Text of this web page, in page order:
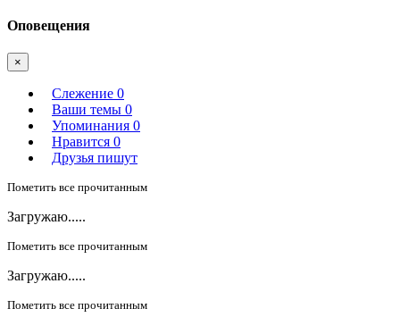
Оповещения
×
Слежение 0
Ваши темы 0
Упоминания 0
Нравится 0
Друзья пишут
Пометить все прочитанным
Загружаю.....
Пометить все прочитанным
Загружаю.....
Пометить все прочитанным